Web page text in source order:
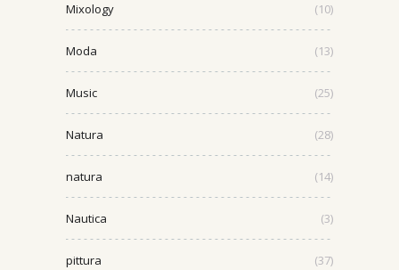
Mixology (10)
Moda (13)
Music (25)
Natura (28)
natura (14)
Nautica (3)
pittura (37)